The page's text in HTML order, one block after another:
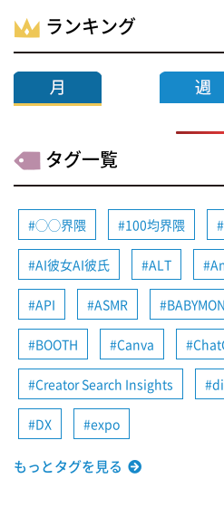
ランキング
タグ一覧
◯◯界隈 100均界隈
AI彼女AI彼氏 ALT
API ASMR
BOOTH Canva
Creator Search Insights
DX expo
もっとタグを見る